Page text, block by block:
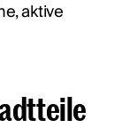
aktive